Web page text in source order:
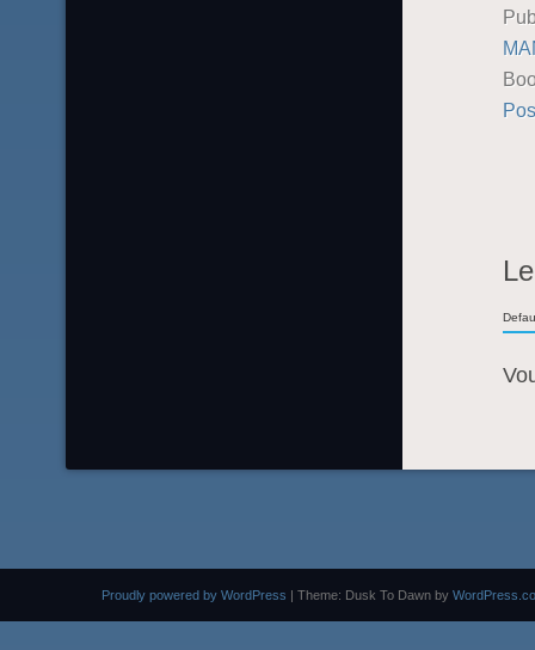
Proudly powered by WordPress Theme: Dusk To Dawn by